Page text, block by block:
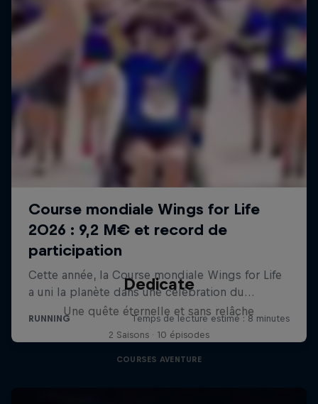
Dedicate
Une quête éternelle et sans relâche
2 Saisons · 10 épisodes
COURSES AVENTURE